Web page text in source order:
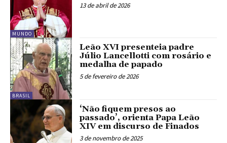
MUNDO
13 de abril de 2026
BRASIL
Leão XVI presenteia padre
Júlio Lancellotti com rosário e
medalha de papado
5 de fevereiro de 2026
‘Não fiquem presos ao
passado’, orienta Papa Leão
XIV em discurso de Finados
3 de novembro de 2025